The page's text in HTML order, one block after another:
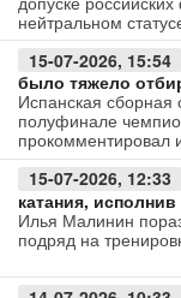
Контакты
нейтральном
15-07-2026, 15:54
было тяжело
Испанская
полуфинале
прокомментировал
15-07-2026, 12:33
катания,
Илья Малинин
подряд на